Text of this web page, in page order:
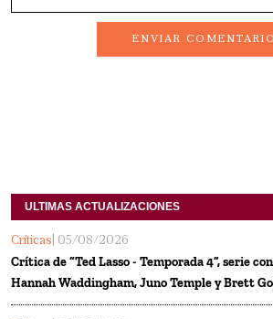
ENVIAR COMENTARIO
ULTIMAS ACTUALIZACIONES
Críticas | 05/08/2026
Crítica de “Ted Lasso - Temporada 4”, serie
Hannah Waddingham, Juno Temple y Brett